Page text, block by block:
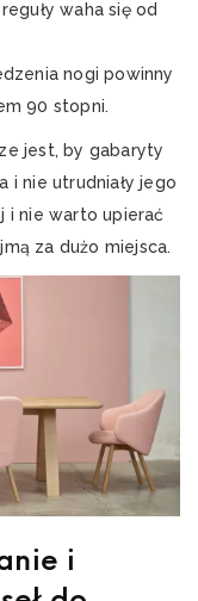
waha się od
nogi powinny
90 stopni.
jest, by gabaryty
i nie utrudniały jego
i nie warto upierać
za dużo miejsca.
i